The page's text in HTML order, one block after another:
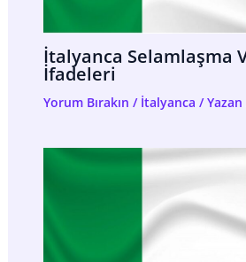
İtalyanca Selamlaşma
İfadeleri
Yorum Bırakın / İtalyanca / Yazan